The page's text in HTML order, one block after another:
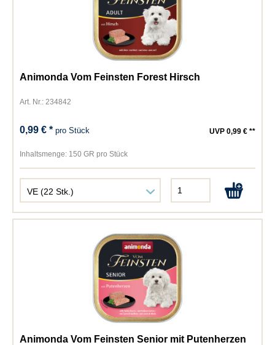
Animonda Vom Feinsten Forest Hirsch
Art. Nr.: 234842
0,99 € *pro Stück UVP 0,99 € **
Inhaltsmenge: 150 GR pro Stück
Animonda Vom Feinsten Senior mit Putenherzen